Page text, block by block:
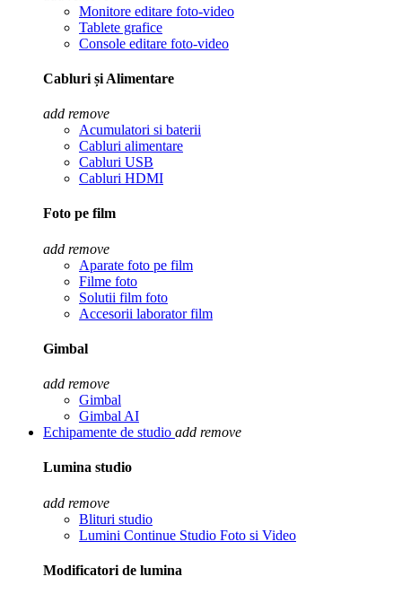
Monitore editare foto-video
Tablete grafice
Console editare foto-video
Cabluri și Alimentare
add remove
Acumulatori si baterii
Cabluri alimentare
Cabluri USB
Cabluri HDMI
Foto pe film
add remove
Aparate foto pe film
Filme foto
Solutii film foto
Accesorii laborator film
Gimbal
add remove
Gimbal
Gimbal AI
Echipamente de studio add remove
Lumina studio
add remove
Blituri studio
Lumini Continue Studio Foto si Video
Modificatori de lumina